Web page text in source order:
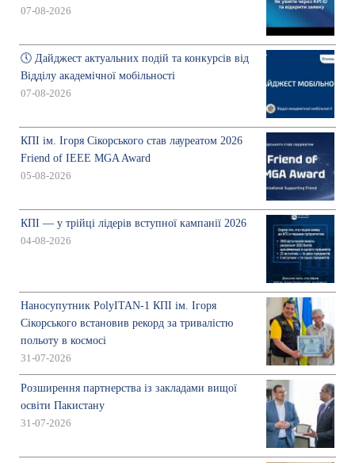
07-08-2026
🕔 Дайджест актуальних подій та конкурсів від
Відділу академічної мобільності
07-08-2026
КПІ ім. Ігоря Сікорського став лауреатом 2026
Friend of IEEE MGA Award
05-08-2026
КПІ — у трійці лідерів вступної кампанії 2026
04-08-2026
Наносупутник PolyITAN-1 КПІ ім. Ігоря
Сікорського встановив рекорд за тривалістю
польоту в космосі
31-07-2026
Розширення партнерства із закладами вищої
освіти Пакистану
31-07-2026